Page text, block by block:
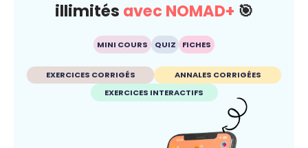
illimités avec NOMAD+ 🎯
MINI COURS QUIZ FICHES
EXERCICES CORRIGÉS
ANNALES CORRIGÉES
EXERCICES INTERACTIFS